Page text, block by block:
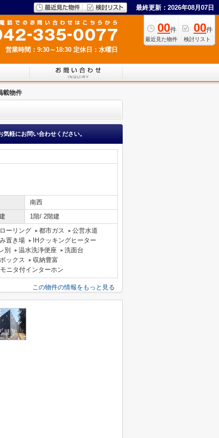
最終更新：2026年08月07日
00件
最近見た物件
00件
検討リスト
営業時間：9:30～18:30 定休日：水曜日
載物件
気軽にお問い合わせください。
南西
1階/ 2階建
ーリング 都市ガス
公営水道
置き場
IHクッキングヒーター
別 温水洗浄便座
洗面台
ックス
収納豊富
ニタ付インターホン
この物件の情報をもっと見る